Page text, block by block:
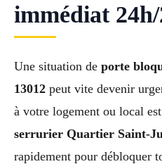
immédiat
Une situation de porte
13012 peut vite devenir
à votre logement ou local
serrurier Quartier Saint-
rapidement pour débloquer